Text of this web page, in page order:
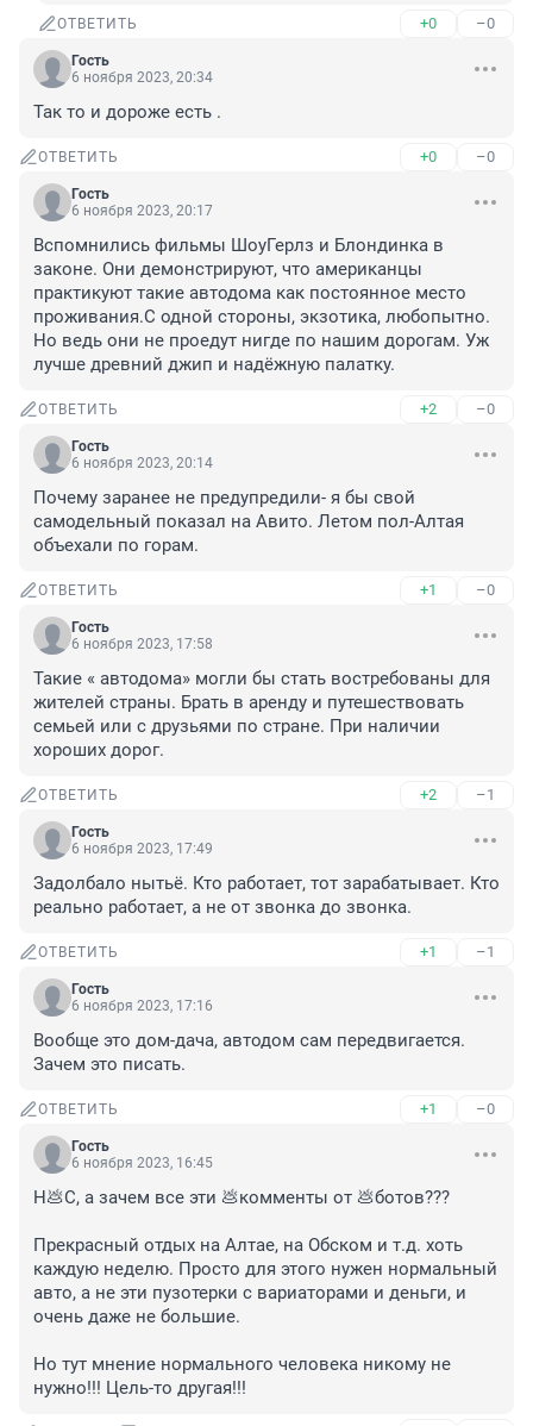
ОТВЕТИТЬ +0 –0
Гость
6 ноября 2023, 20:34
Так то и дороже есть .
ОТВЕТИТЬ +0 –0
Гость
6 ноября 2023, 20:17
Вспомнились фильмы ШоуГерлз и Блондинка в
законе. Они демонстрируют, что американцы
практикуют такие автодома как постоянное место
проживания.С одной стороны, экзотика, любопытно.
Но ведь они не проедут нигде по нашим дорогам. Уж
лучше древний джип и надёжную палатку.
ОТВЕТИТЬ +2 –0
Гость
6 ноября 2023, 20:14
Почему заранее не предупредили- я бы свой
самодельный показал на Авито. Летом пол-Алтая
объехали по горам.
ОТВЕТИТЬ +1 –0
Гость
6 ноября 2023, 17:58
Такие « автодома» могли бы стать востребованы для
жителей страны. Брать в аренду и путешествовать
семьей или с друзьями по стране. При наличии
хороших дорог.
ОТВЕТИТЬ +2 –1
Гость
6 ноября 2023, 17:49
Задолбало нытьё. Кто работает, тот зарабатывает. Кто
реально работает, а не от звонка до звонка.
ОТВЕТИТЬ +1 –1
Гость
6 ноября 2023, 17:16
Вообще это дом-дача, автодом сам передвигается.
Зачем это писать.
ОТВЕТИТЬ +1 –0
Гость
6 ноября 2023, 16:45
Н💩С, а зачем все эти 💩комменты от 💩ботов???
Прекрасный отдых на Алтае, на Обском и т.д. хоть
каждую неделю. Просто для этого нужен нормальный
авто, а не эти пузотерки с вариаторами и деньги, и
очень даже не большие.
Но тут мнение нормального человека никому не
нужно!!! Цель-то другая!!!